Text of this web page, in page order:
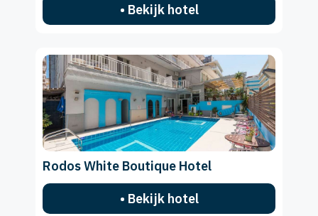
• Bekijk hotel
Rodos White Boutique Hotel
• Bekijk hotel